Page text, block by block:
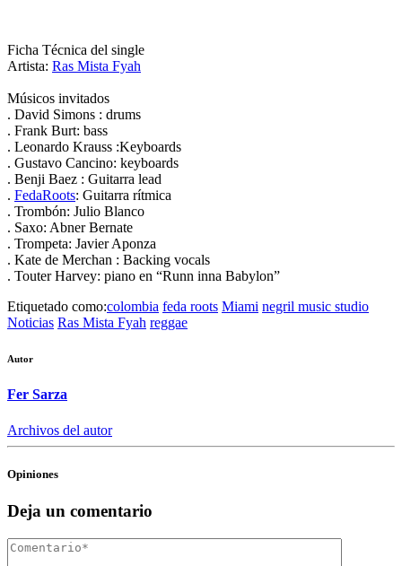
Ficha Técnica del single
Artista: Ras Mista Fyah
Músicos invitados
. David Simons : drums
. Frank Burt: bass
. Leonardo Krauss :Keyboards
. Gustavo Cancino: keyboards
. Benji Baez : Guitarra lead
. FedaRoots: Guitarra rítmica
. Trombón: Julio Blanco
. Saxo: Abner Bernate
. Trompeta: Javier Aponza
. Kate de Merchan : Backing vocals
. Touter Harvey: piano en “Runn inna Babylon”
Etiquetado como:colombia feda roots Miami negril music studio
Noticias Ras Mista Fyah reggae
Autor
Fer Sarza
Archivos del autor
Opiniones
Deja un comentario